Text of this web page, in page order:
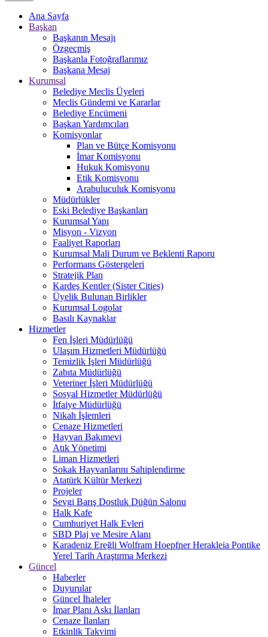
Ana Sayfa
Başkan
Başkanın Mesajı
Özgeçmiş
Başkanla Fotoğraflarımız
Başkana Mesaj
Kurumsal
Belediye Meclis Üyeleri
Meclis Gündemi ve Kararlar
Belediye Encümeni
Başkan Yardımcıları
Komisyonlar
Plan ve Bütçe Komisyonu
İmar Komisyonu
Hukuk Komisyonu
Etik Komisyonu
Arabuluculuk Komisyonu
Müdürlükler
Eski Belediye Başkanları
Kurumsal Yapı
Misyon - Vizyon
Faaliyet Raporları
Kurumsal Mali Durum ve Beklenti Raporu
Performans Göstergeleri
Stratejik Plan
Kardeş Kentler (Sister Cities)
Üyelik Bulunan Birlikler
Kurumsal Logolar
Basılı Kaynaklar
Hizmetler
Fen İşleri Müdürlüğü
Ulaşım Hizmetleri Müdürlüğü
Temizlik İşleri Müdürlüğü
Zabıta Müdürlüğü
Veteriner İşleri Müdürlüğü
Sosyal Hizmetler Müdürlüğü
İtfaiye Müdürlüğü
Nikah İşlemleri
Cenaze Hizmetleri
Hayvan Bakımevi
Atık Yönetimi
Liman Hizmetleri
Sokak Hayvanlarını Sahiplendirme
Atatürk Kültür Merkezi
Projeler
Sevgi Barış Dostluk Düğün Salonu
Halk Kafe
Cumhuriyet Halk Evleri
SBD Plaj ve Mesire Alanı
Karadeniz Ereğli Wolfram Hoepfner Herakleia Pontike
Yerel Tarih Araştırma Merkezi
Güncel
Haberler
Duyurular
Güncel İhaleler
İmar Planı Askı İlanları
Cenaze İlanları
Etkinlik Takvimi